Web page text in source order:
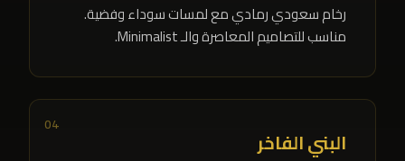
رخام سعودي رمادي مع لمسات سوداء وفضية.
مناسب للتصاميم المعاصرة والـ Minimalist.
04
البني الفاخر